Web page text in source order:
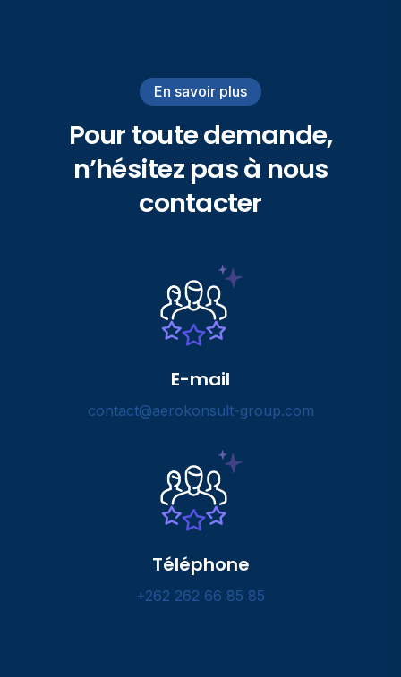
En savoir plus
Pour toute demande,
n’hésitez pas à nous
contacter
E-mail
contact@aerokonsult-group.com
Téléphone
+262 262 66 85 85